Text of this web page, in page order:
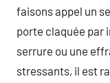
faisons appel un
porte claquée par
serrure ou une
stressants, il est